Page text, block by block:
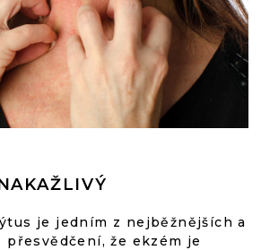
je jedním z nejběžnějších a
že ekzém je